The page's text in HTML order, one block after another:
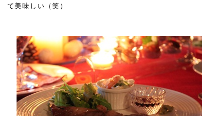
て美味しい（笑）